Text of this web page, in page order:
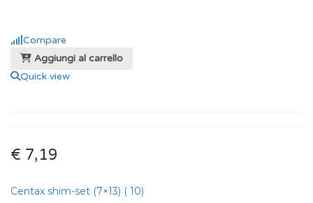
Compare
Aggiungi al carrello
Quick view
€ 7,19
Centax shim-set (7×13) ( 10)